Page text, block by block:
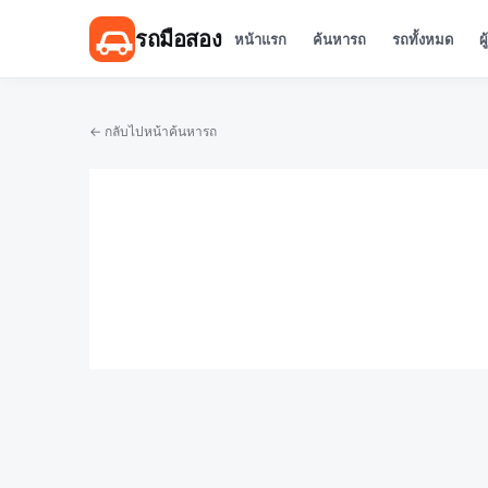
รถมือสอง หน้าแรก ค้นหารถ รถทั้งหมด
← กลับไปหน้าค้นหารถ